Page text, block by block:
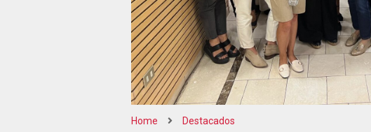
Home Destacados